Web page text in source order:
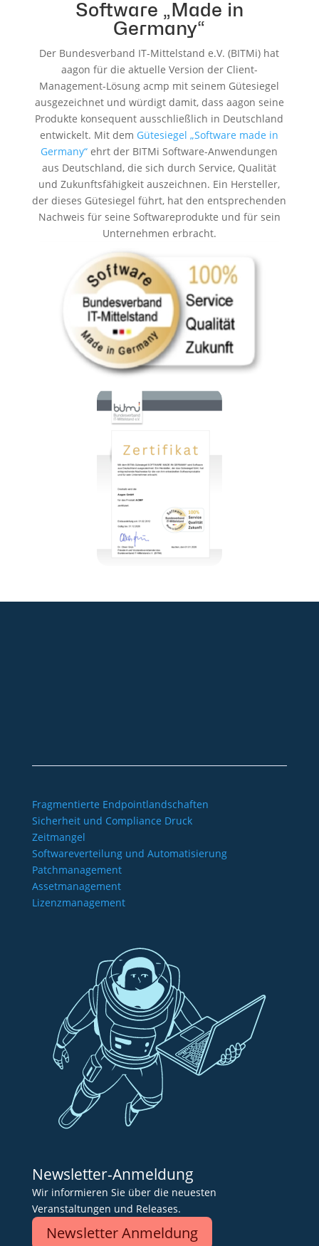
Software „Made in
Germany“
Der Bundesverband IT-Mittelstand e.V. (BITMi) hat
aagon für die aktuelle Version der Client-
Management-Lösung acmp mit seinem Gütesiegel
ausgezeichnet und würdigt damit, dass aagon seine
Produkte konsequent ausschließlich in Deutschland
entwickelt. Mit dem Gütesiegel „Software made in
Germany“ ehrt der BITMi Software-Anwendungen
aus Deutschland, die sich durch Service, Qualität
und Zukunftsfähigkeit auszeichnen. Ein Hersteller,
der dieses Gütesiegel führt, hat den entsprechenden
Nachweis für seine Softwareprodukte und für sein
Unternehmen erbracht.
Fragmentierte Endpointlandschaften
Sicherheit und Compliance Druck
Zeitmangel
Softwareverteilung und Automatisierung
Patchmanagement
Assetmanagement
Lizenzmanagement
Newsletter-Anmeldung
Wir informieren Sie über die neuesten
Veranstaltungen und Releases.
Newsletter Anmeldung